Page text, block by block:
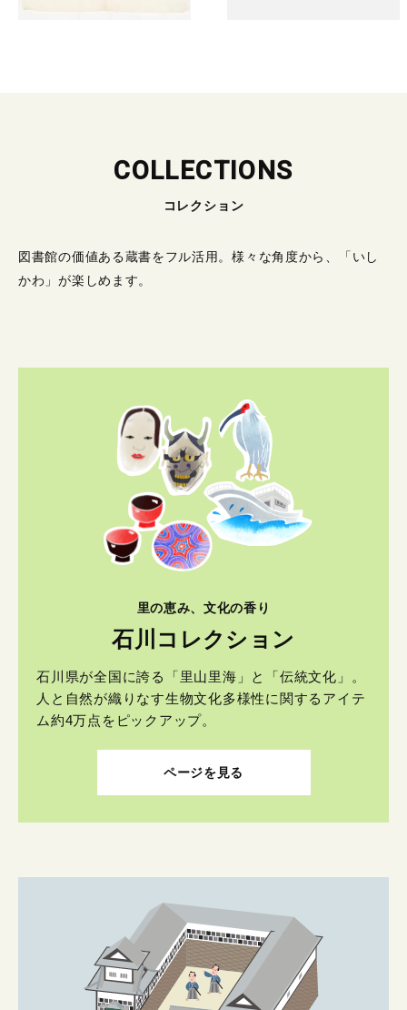
COLLECTIONS
コレクション
図書館の価値ある蔵書をフル活用。様々な角度から、「いし
かわ」が楽しめます。
里の恵み、文化の香り
石川コレクション
石川県が全国に誇る「里山里海」と「伝統文化」。
人と自然が織りなす生物文化多様性に関するアイテ
ム約4万点をピックアップ。
ページを見る